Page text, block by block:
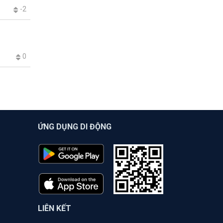
-2
0
ỨNG DỤNG DI ĐỘNG
LIÊN KẾT